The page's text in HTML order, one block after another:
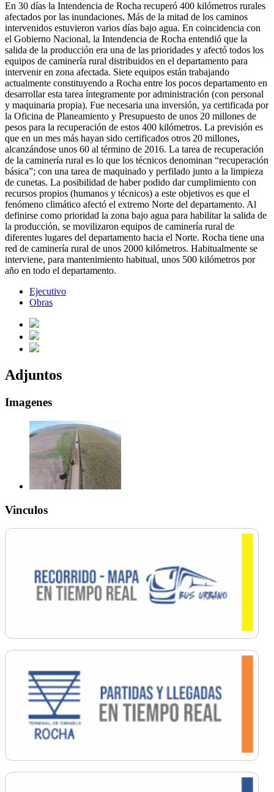
En 30 días la Intendencia de Rocha recuperó 400 kilómetros rurales
afectados por las inundaciones. Más de la mitad de los caminos
intervenidos estuvieron varios días bajo agua. En coincidencia con
el Gobierno Nacional, la Intendencia de Rocha entendió que la
salida de la producción era una de las prioridades y afectó todos los
equipos de caminería rural distribuidos en el departamento para
intervenir en zona afectada. Siete equipos están trabajando
actualmente constituyendo a Rocha entre los pocos departamento en
desarrollar esta tarea íntegramente por administración (con personal
y maquinaria propia). Fue necesaria una inversión, ya certificada por
la Oficina de Planeamiento y Presupuesto de unos 20 millones de
pesos para la recuperación de estos 400 kilómetros. La previsión es
que en un mes más hayan sido certificados otros 20 millones,
alcanzándose unos 60 al término de 2016. La tarea de recuperación
de la caminería rural es lo que los técnicos denominan “recuperación
básica”; con una tarea de maquinado y perfilado junto a la limpieza
de cunetas. La posibilidad de haber podido dar cumplimiento con
recursos propios (humanos y técnicos) a este objetivos es que el
fenómeno climático afectó el extremo Norte del departamento. Al
definirse como prioridad la zona bajo agua para habilitar la salida de
la producción, se movilizaron equipos de caminería rural de
diferentes lugares del departamento hacia el Norte. Rocha tiene una
red de caminería rural de unos 2000 kilómetros. Habitualmente se
interviene, para mantenimiento habitual, unos 500 kilómetros por
año en todo el departamento.
Ejecutivo
Obras
Adjuntos
Imagenes
Vinculos